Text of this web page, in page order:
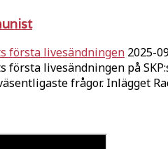
första livesändningen 2025-
första livesändningen på
frågor. Inlägget